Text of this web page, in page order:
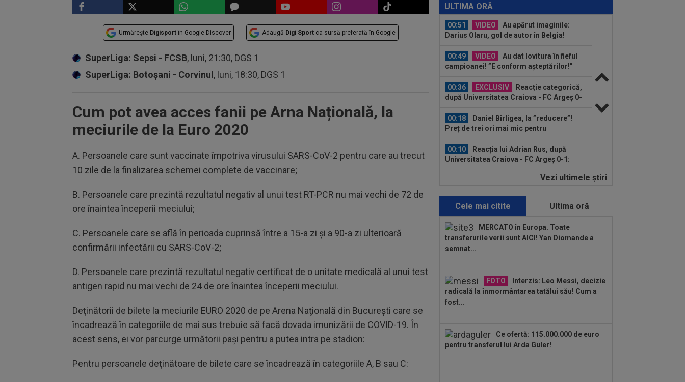
Urmărește Digisport în Google Discover Adaugă Digi Sport ca sursă preferată în Google
SuperLiga: Sepsi - FCSB, luni, 21:30, DGS 1
SuperLiga: Botoșani - Corvinul , luni, 18:30, DGS 1
Cum pot avea acces fanii pe Arna Națională, la
meciurile de la Euro 2020
A. Persoanele care sunt vaccinate împotriva virusului SARS-CoV-2 pentru care au trecut
10 zile de la finalizarea schemei complete de vaccinare;
B. Persoanele care prezintă rezultatul negativ al unui test RT-PCR nu mai vechi de 72 de
ore înaintea începerii meciului;
C. Persoanele care se află în perioada cuprinsă între a 15-a zi şi a 90-a zi ulterioară
confirmării infectării cu SARS-CoV-2;
D. Persoanele care prezintă rezultatul negativ certificat de o unitate medicală al unui test
antigen rapid nu mai vechi de 24 de ore înaintea începerii meciului.
Deţinătorii de bilete la meciurile EURO 2020 de pe Arena Naţională din Bucureşti care se
încadrează în categoriile de mai sus trebuie să facă dovada imunizării de COVID-19. În
acest sens, ei vor parcurge următorii paşi pentru a putea intra pe stadion:
Pentru persoanele deţinătoare de bilete care se încadrează în categoriile A, B sau C:
ULTIMA ORĂ
lumea, după ce Universitatea Craiova a...
00:51 VIDEO
Au apărut imaginile:
Darius Olaru, gol de autor în Belgia!
00:49
VIDEO
Au dat lovitura în fieful
campioanei! ”E conform așteptărilor!”
00:36 EXCLUSIV
Reacție categorică,
după Universitatea Craiova - FC Argeș 0-
00:18
Daniel Bîrligea, la ”reducere”!
Preț de trei ori mai mic pentru
00:10
Reacția lui Adrian Rus, după
Universitatea Craiova - FC Argeș 0-1:
Jucătorul "cu
23:56
Ștefania Uță este campioană
mondială U20! Timp record
23:45
Alex Cicâldău a găsit motivele
înfrângerii Universității Craiova cu FC
glume după Craiova - FC Argeș 0-1! Ce i-a
spus lui Gigi...
00:52
00:51 VIDEO
Au apărut imaginile:
Darius Olaru, gol de autor în Belgia!
Vezi ultimele ştiri
Cele mai citite Ultima oră
MERCATO în Europa. Toate
transferurile verii sunt AICI! Yan Diomande a
semnat...
FOTO
Interzis: Leo Messi, decizie
radicală la înmormântarea tatălui său! Cum a
fost...
Ce ofertă: 115.000.000 de euro
pentru transferul lui Arda Guler!